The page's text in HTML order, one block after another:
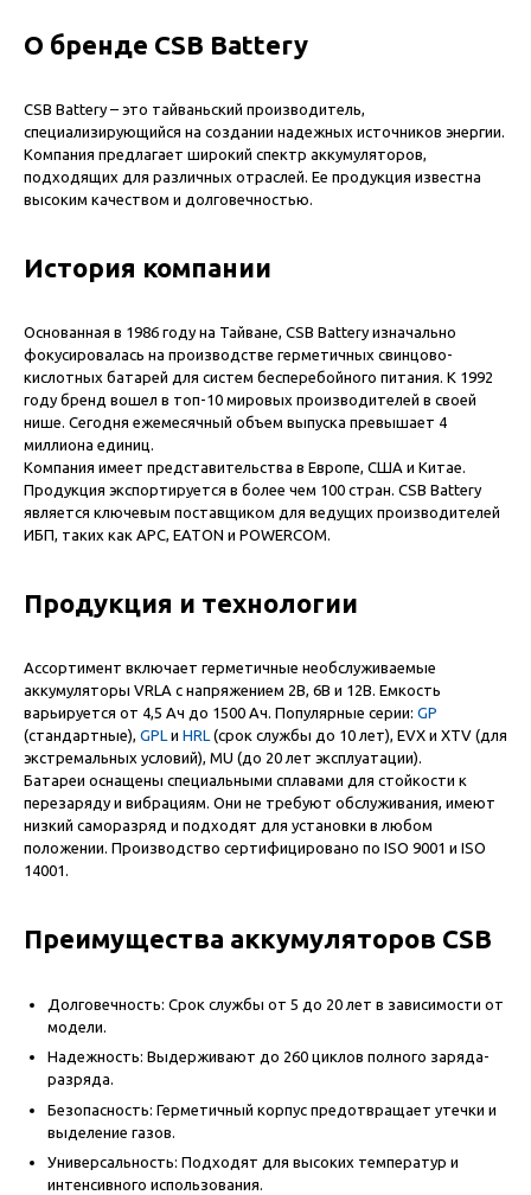
О бренде CSB Battery
CSB Battery – это тайваньский производитель,
специализирующийся на создании надежных источников энергии.
Компания предлагает широкий спектр аккумуляторов,
подходящих для различных отраслей. Ее продукция известна
высоким качеством и долговечностью.
История компании
Основанная в 1986 году на Тайване, CSB Battery изначально
фокусировалась на производстве герметичных свинцово-
кислотных батарей для систем бесперебойного питания. К 1992
году бренд вошел в топ-10 мировых производителей в своей
нише. Сегодня ежемесячный объем выпуска превышает 4
миллиона единиц.
Компания имеет представительства в Европе, США и Китае.
Продукция экспортируется в более чем 100 стран. CSB Battery
является ключевым поставщиком для ведущих производителей
ИБП, таких как APC, EATON и POWERCOM.
Продукция и технологии
Ассортимент включает герметичные необслуживаемые
аккумуляторы VRLA с напряжением 2В, 6В и 12В. Емкость
варьируется от 4,5 Ач до 1500 Ач. Популярные серии: GP
(стандартные), GPL и HRL (срок службы до 10 лет), EVX и XTV (для
экстремальных условий), MU (до 20 лет эксплуатации).
Батареи оснащены специальными сплавами для стойкости к
перезаряду и вибрациям. Они не требуют обслуживания, имеют
низкий саморазряд и подходят для установки в любом
положении. Производство сертифицировано по ISO 9001 и ISO
14001.
Преимущества аккумуляторов CSB
Долговечность: Срок службы от 5 до 20 лет в зависимости от
модели.
Надежность: Выдерживают до 260 циклов полного заряда-
разряда.
Безопасность: Герметичный корпус предотвращает утечки и
выделение газов.
Универсальность: Подходят для высоких температур и
интенсивного использования.